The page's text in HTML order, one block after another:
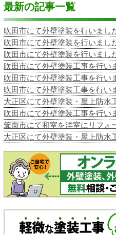
最新の記事一覧
吹田市にて外壁塗装を行いまし
吹田市にて外壁塗装を行いまし
吹田市にて外壁塗装を行いまし
吹田市にて外壁塗装工事を行い
吹田市にて外壁塗装工事を行い
吹田市にて外壁塗装工事を行い
大正区にて外壁塗装・屋上防水
吹田市にて外壁塗装工事を行い
箕面市にて和室を洋室にリフォ
大正区にて外壁塗装・屋上防水